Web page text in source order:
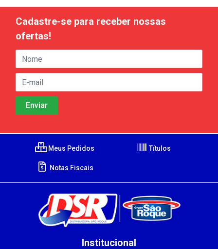
Cadastre-se para receber nossas
ofertas!
Meus Pedidos Títulos
Notas Fiscais
Institucional